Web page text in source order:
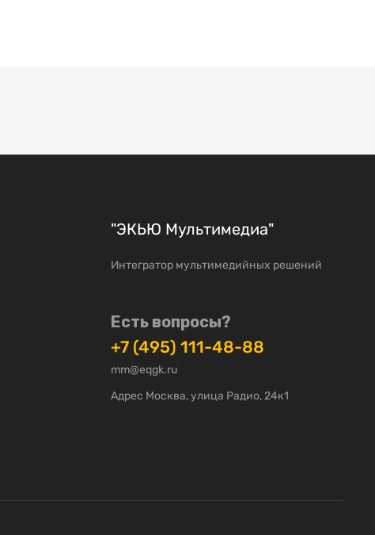
"ЭКЬЮ Мультимедиа"
Интегратор мультимедийных решений
Есть вопросы?
+7 (495) 111-48-88
mm@eqgk.ru
Адрес Москва, улица Радио, 24к1